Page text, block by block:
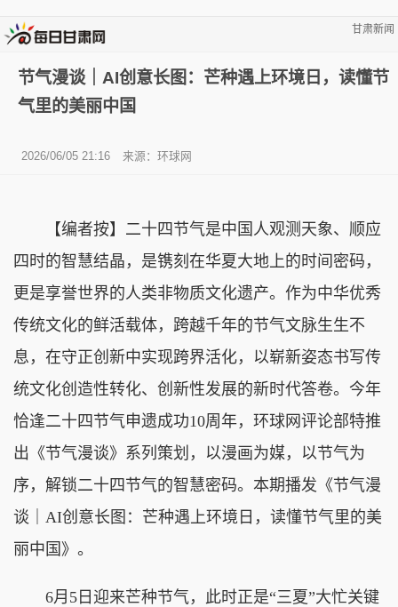
甘肃新闻
节气漫谈｜AI创意长图：芒种遇上环境日，读懂节
气里的美丽中国
2026/06/05 21:16 来源：环球网
【编者按】二十四节气是中国人观测天象、顺应
四时的智慧结晶，是镌刻在华夏大地上的时间密码，
更是享誉世界的人类非物质文化遗产。作为中华优秀
传统文化的鲜活载体，跨越千年的节气文脉生生不
息，在守正创新中实现跨界活化，以崭新姿态书写传
统文化创造性转化、创新性发展的新时代答卷。今年
恰逢二十四节气申遗成功10周年，环球网评论部特推
出《节气漫谈》系列策划，以漫画为媒，以节气为
序，解锁二十四节气的智慧密码。本期播发《节气漫
谈｜AI创意长图：芒种遇上环境日，读懂节气里的美
丽中国》。
6月5日迎来芒种节气，此时正是“三夏”大忙关键